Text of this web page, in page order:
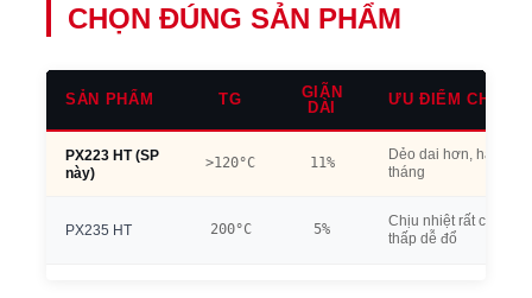
CHỌN ĐÚNG SẢN PHẨM
SẢN PHẨM TG
GIÃN
DÀI
ƯU ĐIỂM CHÍNH
PX223 HT (SP
này)
>120°C 11%
Dẻo dai hơn, hạn
tháng
PX235 HT 200°C 5%
Chịu nhiệt rất cao,
thấp dễ đổ